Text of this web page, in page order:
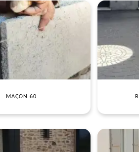
MAÇON 60